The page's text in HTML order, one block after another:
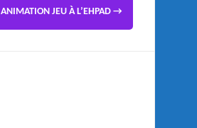
ANIMATION JEU À L’EHPAD →